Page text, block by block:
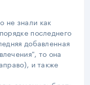
не знали как
последнего
добавленная
то она
и также